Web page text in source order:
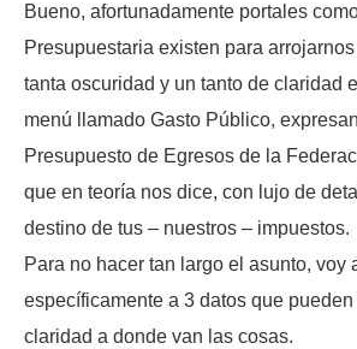
Bueno, afortunadamente portales
Presupuestaria existen para
tanta oscuridad y un tanto de claridad
menú llamado Gasto Público,
Presupuesto de Egresos de la
que en teoría nos dice, con lujo de
destino de tus – nuestros – impuestos.
Para no hacer tan largo el asunto, voy
específicamente a 3 datos que pueden
claridad a donde van las cosas.